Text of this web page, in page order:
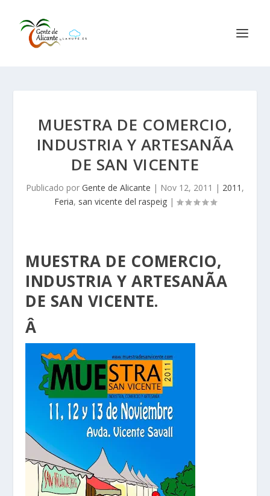
MUESTRA DE COMERCIO,
INDUSTRIA Y ARTESANÃA
DE SAN VICENTE
Publicado por Gente de Alicante | Nov 12, 2011 | 2011 ,
Feria, san vicente del raspeig|
MUESTRA DE COMERCIO,
INDUSTRIA Y ARTESANÃA
DE SAN VICENTE.
Â